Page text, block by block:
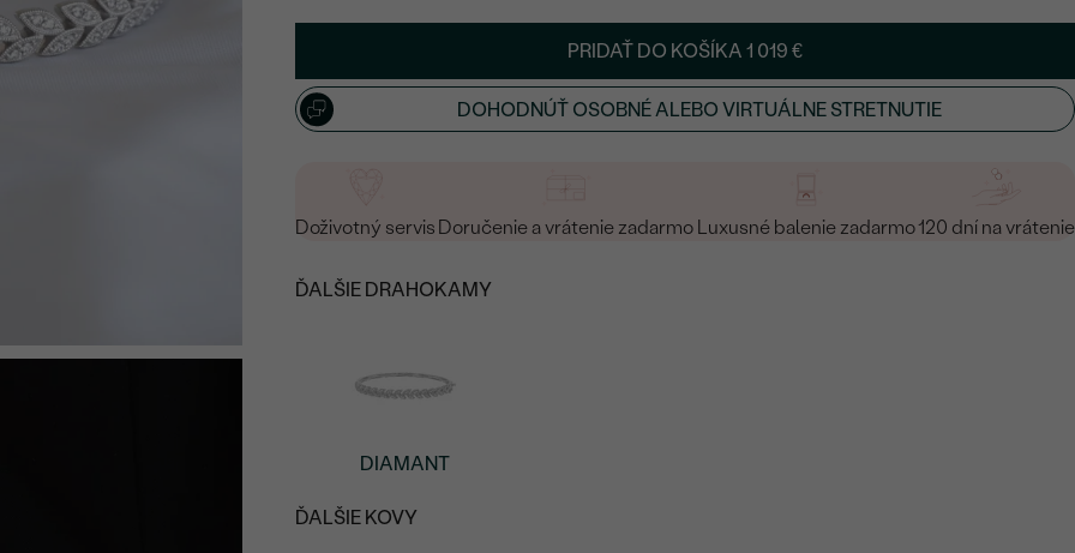
PRIDAŤ DO KOŠÍKA1 019 €
DOHODNÚŤ OSOBNÉ ALEBO VIRTUÁLNE STRETNUTIE
Doživotný servis Doručenie a vrátenie zadarmo Luxusné balenie zadarmo120 dní na vrátenie
ĎALŠIE DRAHOKAMY
DIAMANT
ĎALŠIE KOVY